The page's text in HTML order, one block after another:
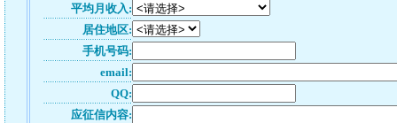
平均月收入:
居住地区:
手机号码:
email:
QQ:
应征信内容: